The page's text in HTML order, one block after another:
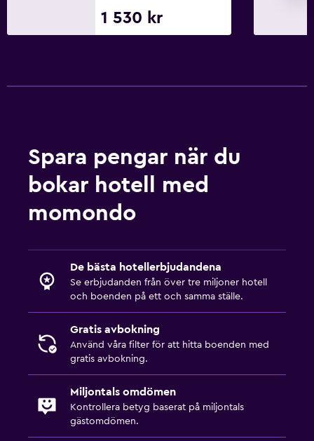
1 530 kr
Spara pengar när du
bokar hotell med
momondo
De bästa hotellerbjudandena
Se erbjudanden från över tre miljoner hotell
och boenden på ett och samma ställe.
Gratis avbokning
Använd våra filter för att hitta boenden med
gratis avbokning.
Miljontals omdömen
Kontrollera betyg baserat på miljontals
gästomdömen.